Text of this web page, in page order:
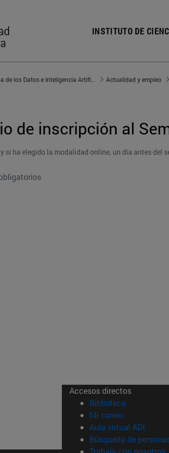
INSTITUTO DE
Actualidad y empleo
de inscripción al
si ha elegido la modalidad online, un día antes del
Accesos directos
Biblioteca (abre en
Mi correo(abre en
Aula virtual ADI
Búsqueda de